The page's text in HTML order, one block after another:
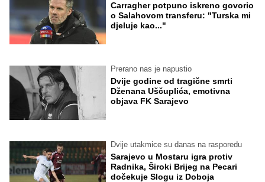
Carragher potpuno iskreno govorio
o Salahovom transferu: "Turska mi
djeluje kao..."
Prerano nas je napustio
Dvije godine od tragične smrti
Dženana Uščuplića, emotivna
objava FK Sarajevo
Dvije utakmice su danas na rasporedu
Sarajevo u Mostaru igra protiv
Radnika, Široki Brijeg na Pecari
dočekuje Slogu iz Doboja